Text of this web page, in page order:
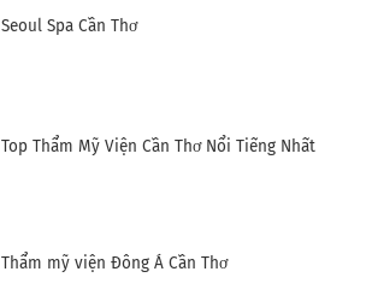
Seoul Spa Cần Thơ
Top Thẩm Mỹ Viện Cần Thơ Nổi Tiếng Nhất
Thẩm mỹ viện Đông Á Cần Thơ